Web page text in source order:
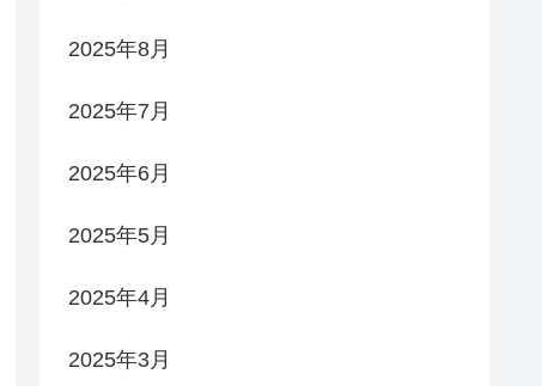
2025年8月
2025年7月
2025年6月
2025年5月
2025年4月
2025年3月